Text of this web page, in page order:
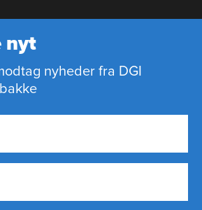
nyt
nyheder fra DGI